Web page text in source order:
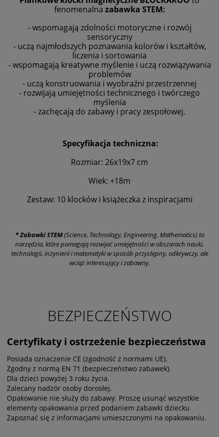
fenomenalna zabawka STEM:
- wspomagają zdolności motoryczne i rozwój
sensoryczny
- uczą najmłodszych poznawania kolorów i kształtów,
liczenia i sortowania
- wspomagają kreatywne myślenie i uczą rozwiązywania
problemów
- uczą konstruowania i wyobraźni przestrzennej
- rozwijają umiejętności technicznego i twórczego
myślenia
- zachęcają do zabawy i pracy zespołowej.
Specyfikacja techniczna:
Rozmiar: 26x19x7 cm
Wiek: +18m
Zestaw: 10 klocków i książeczka z inspiracjami
* Zabawki STEM(Science, Technology, Engineering, Mathematics) to
narzędzia, które pomagają rozwijać umiejętności wobszarach nauki,
technologii, inżynierii i matematyki w sposób przystępny, odkrywczy, ale
wciąż interesujący i zabawny.
BEZPIECZEŃSTWO
Certyfikaty i ostrzeżenie bezpieczeństwa
Posiada oznaczenie CE (zgodność z normami UE).
Zgodny z normą EN 71 (bezpieczeństwo zabawek).
Dla dzieci powyżej 3 roku życia.
Zalecany nadzór osoby dorosłej.
Opakowanie nie służy do zabawy. Proszę usunąć wszystkie
elementy opakowania przed podaniem zabawki dziecku
Zapoznać się z informacjami umieszczonymi na opakowaniu.